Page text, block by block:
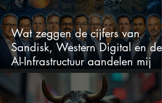
Wat zeggen de cijfers van
Sandisk, Western Digital en de
AI-Infrastructuur aandelen mij
werkelijk